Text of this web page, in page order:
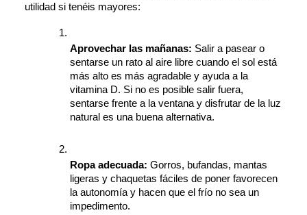
utilidad si tenéis mayores:
Aprovechar las mañanas: Salir a pasear o
sentarse un rato al aire libre cuando el sol está
más alto es más agradable y ayuda a la
vitamina D. Si no es posible salir fuera,
sentarse frente a la ventana y disfrutar de la luz
natural es una buena alternativa.
Ropa adecuada: Gorros, bufandas, mantas
ligeras y chaquetas fáciles de poner favorecen
la autonomía y hacen que el frío no sea un
impedimento.